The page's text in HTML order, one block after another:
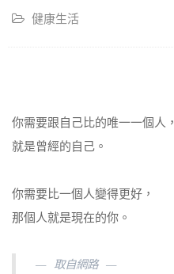
健康生活
你需要跟自己比的唯一一個人，
就是曾經的自己。
你需要比一個人變得更好，
那個人就是現在的你。
取自網路